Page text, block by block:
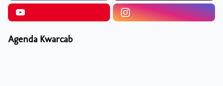
Agenda Kwarcab